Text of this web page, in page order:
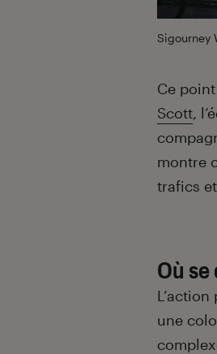
Sigourney
Ce
Scott,
montre
trafics
Où
une